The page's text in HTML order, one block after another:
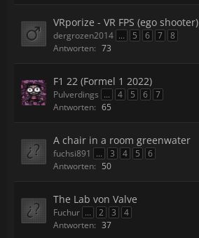
VRporize - VR FPS (ego shooter)
dergrozen2014 ... 5 6 7
8
Antworten: 73
F1 22 (Formel 1 2022)
Pulverdings ... 4 5 6
7
Antworten: 65
A chair in a room greenwater
fuchsi891 ... 3 4 5
6
Antworten: 50
The Lab von Valve
Fuchur ... 2 3
4
Antworten: 37